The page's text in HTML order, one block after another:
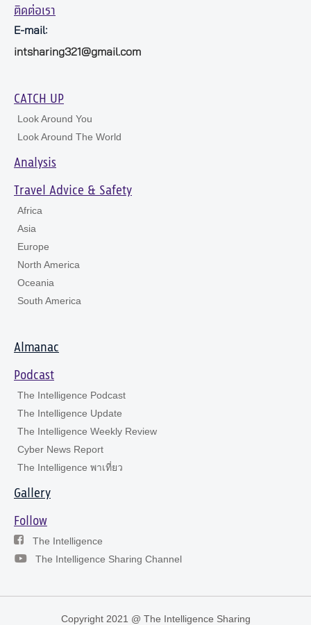
ติดต่อเรา
E-mail:
intsharing321@gmail.com
CATCH UP
Look Around You
Look Around The World
Analysis
Travel Advice & Safety
Africa
Asia
Europe
North America
Oceania
South America
Almanac
Podcast
The Intelligence Podcast
The Intelligence Update
The Intelligence Weekly Review
Cyber News Report
The Intelligence พาเที่ยว
Gallery
Follow
The Intelligence
The Intelligence Sharing Channel
Copyright 2021 @ The Intelligence Sharing